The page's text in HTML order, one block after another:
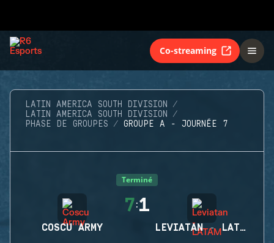
Co-streaming
LATIN AMERICA SOUTH DIVISION
LATIN AMERICA SOUTH DIVISION
PHASE DE GROUPES
GROUPE A - JOURNÉE 7
Terminé
COSCU ARMY
7:1
LEVIATAN - LATAM